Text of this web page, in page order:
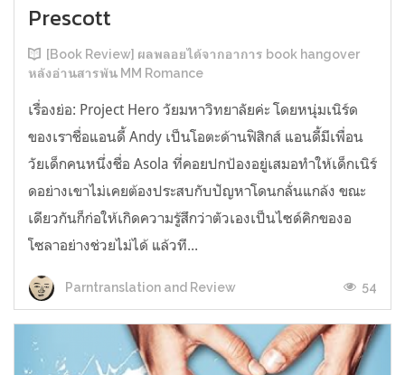
Prescott
[Book Review] ผลพลอยได้จากอาการ book hangover
หลังอ่านสารพัน MM Romance
เรื่องย่อ: Project Hero วัยมหาวิทยาลัยค่ะ โดยหนุ่มเนิร์ด
ของเราชื่อแอนดี้ Andy เป็นโอตะด้านฟิสิกส์ แอนดี้มีเพื่อน
วัยเด็กคนหนึ่งชื่อ Asola ที่คอยปกป้องอยู่เสมอทำให้เด็กเนิร์
ดอย่างเขาไม่เคยต้องประสบกับปัญหาโดนกลั่นแกล้ง ขณะ
เดียวกันก็ก่อให้เกิดความรู้สึกว่าตัวเองเป็นไซด์คิกของอ
โซลาอย่างช่วยไม่ได้ แล้วที...
Parntranslation and Review 54